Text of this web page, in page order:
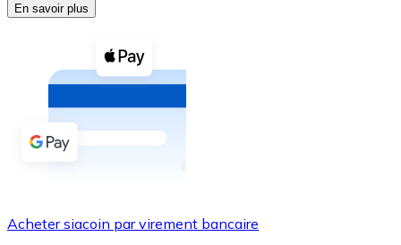
Voir toutes
Coupons crypto
Achetez des cryptomonnaies en espèces et d'autres
Acheter avec espèces
Virement SEPA
En savoir plus
Acheter siacoin par virement bancaire